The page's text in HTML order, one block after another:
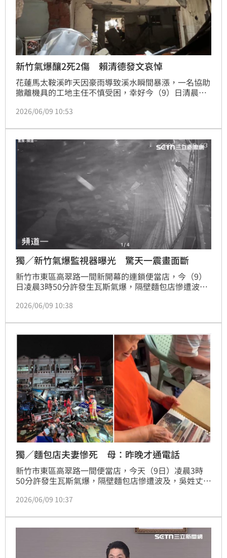
新竹氣爆釀2死2傷 賴清德發文哀悼
花蓮馬太鞍溪昨天因豪雨導致溪水瞬間暴漲，一名協助
撤離機具的工地主任不慎受困，幸好今（9）日清晨已
文感謝救難人員，同時提醒未來一週天氣仍不穩定，請
工程工作者也要注意自身安全。另外，今天凌晨新竹市
發生氣爆意外，造成民眾傷亡，他也向罹難者家屬表達
深切哀悼，並指示中央相關部會與地方政府通力合作，
協助受影響居民後
2026/06/09 10:53
獨／新竹氣爆監視器曝光 驚天一震畫面斷
新竹市東區高翠路一間新開幕的連鎖便當店，今（9）
日凌晨3時50分許發生瓦斯氣爆，隔壁麵包店慘遭波
經沒有生命跡象，送醫不治；整起氣爆意外造成二死二
取得另一視角監視器畫面，瞬間監視器曝光，氣爆過後
畫面斷線。
2026/06/09 10:38
獨／麵包店夫妻慘死 母：昨晚才通電話
新竹市東區高翠路一間便當店，今天（9日）凌晨3時
50分許發生瓦斯氣爆，隔壁麵包店慘遭波及，吳姓丈夫
告不治。面對女兒的離世，高齡的爸媽強忍住哀傷，表
時候就走了。」
2026/06/09 10:37